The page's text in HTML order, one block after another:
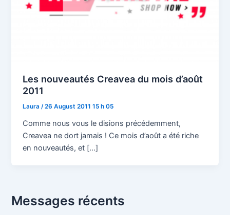
Les nouveautés Creavea du mois d’août
2011
Laura /26 August 2011 15 h 05
Comme nous vous le disions précédemment,
Creavea ne dort jamais ! Ce mois d’août a été riche
en nouveautés, et […]
Messages récents